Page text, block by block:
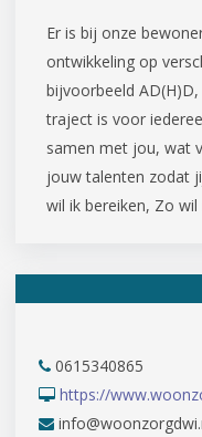
Er is bij onze
ontwikkeling op
bijvoorbeeld
traject is voor
samen met jou, wat
jouw talenten zodat
wil ik bereiken, Zo
0615340865
https://